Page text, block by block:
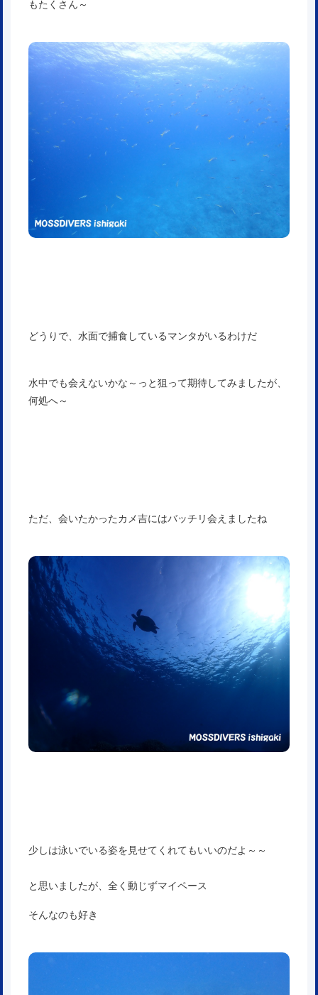
もたくさん～
どうりで、水面で捕食しているマンタがいるわけだ
水中でも会えないかな～っと狙って期待してみましたが、
何処へ～
ただ、会いたかったカメ吉にはバッチリ会えましたね
少しは泳いでいる姿を見せてくれてもいいのだよ～～
と思いましたが、全く動じずマイペース
そんなのも好き